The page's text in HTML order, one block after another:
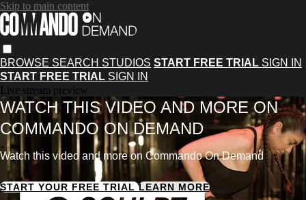
Skip to main content
BROWSE SEARCH STUDIOS START FREE TRIAL SIGN IN
START FREE TRIAL SIGN IN
Live stream preview
WATCH THIS VIDEO AND MORE ON
COMMANDO ON DEMAND
Watch this video and more on Commando On Demand
START YOUR FREE TRIALLEARN MORE